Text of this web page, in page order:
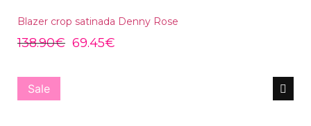
Blazer crop satinada Denny Rose
138.90€ 69.45€
Sale